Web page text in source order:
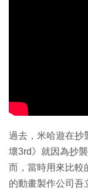
過去，米哈遊在抄
壞3rd》就因為抄
而，當時用來比較
的動畫製作公司吾